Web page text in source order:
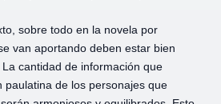
sobre todo en la novela por
van aportando deben estar bien
cantidad de información que
paulatina de los personajes que